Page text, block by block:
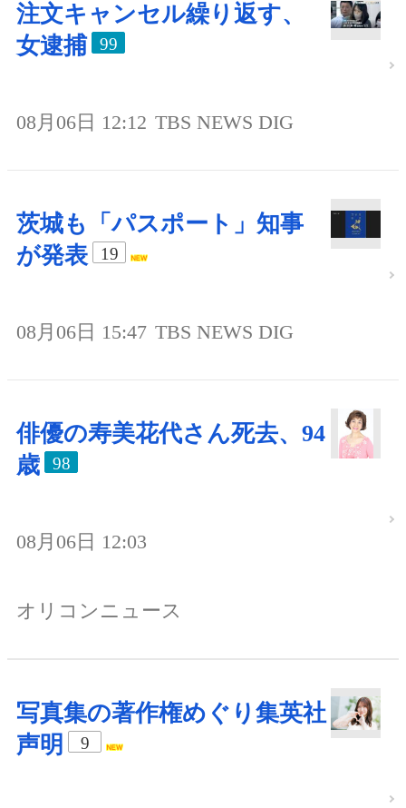
注文キャンセル繰り返す、
女逮捕
99
08月06日 12:12 TBS NEWS DIG
茨城も「パスポート」知事
が発表
19
08月06日 15:47 TBS NEWS DIG
俳優の寿美花代さん死去、94
歳
98
08月06日 12:03
オリコンニュース
写真集の著作権めぐり集英社
声明
9